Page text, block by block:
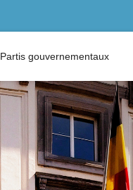
Partis gouvernementaux